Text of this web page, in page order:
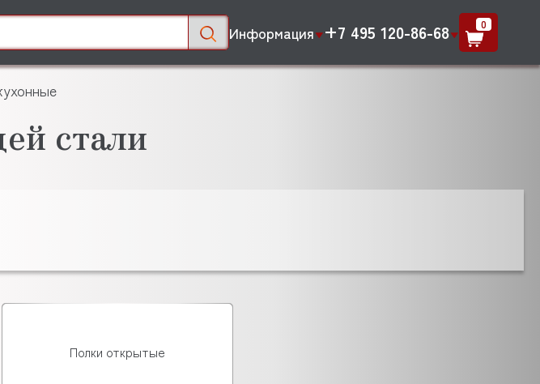
Информация +7 495 120-86-68 0
стали
Полки открытые